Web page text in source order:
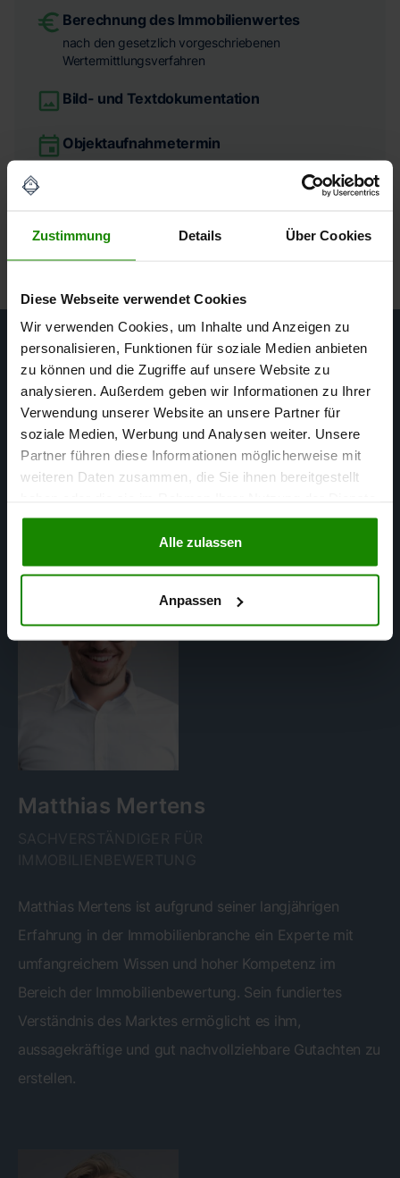
Zustimmung Details Über Cookies
Diese Webseite verwendet Cookies
Wir verwenden Cookies, um Inhalte und Anzeigen zu
personalisieren, Funktionen für soziale Medien anbieten
zu können und die Zugriffe auf unsere Website zu
analysieren. Außerdem geben wir Informationen zu Ihrer
Verwendung unserer Website an unsere Partner für
soziale Medien, Werbung und Analysen weiter. Unsere
Partner führen diese Informationen möglicherweise mit
weiteren Daten zusammen, die Sie ihnen bereitgestellt
gesammelt haben.
Alle zulassen
Anpassen
Berechnung des Immobilienwertes
nach den gesetzlich vorgeschriebenen
Wertermittlungsverfahren
Bild- und Textdokumentation
Objektaufnahmetermin
Ihr Gutachterteam
in Stuttgart
Matthias Mertens
Matthias Mertens ist aufgrund seiner langjährigen
Erfahrung in der Immobilienbranche ein Experte mit
umfangreichem Wissen und hoher Kompetenz im
Bereich der Immobilienbewertung. Sein fundiertes
Verständnis des Marktes ermöglicht es ihm,
aussagekräftige und gut nachvollziehbare Gutachten zu
erstellen.